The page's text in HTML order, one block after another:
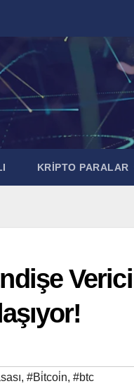
KRİPTO PARALAR
, #Bi̇tcoi̇n, #btc